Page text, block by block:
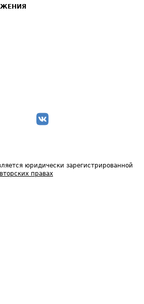
юридически зарегистрированной
правах